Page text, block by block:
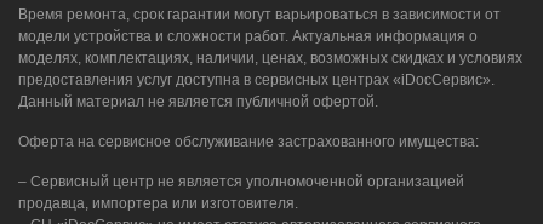
Время ремонта, срок гарантии могут варьироваться в зависимости от
модели устройства и сложности работ. Актуальная информация о
моделях, комплектациях, наличии, ценах, возможных скидках и условиях
предоставления услуг доступна в сервисных центрах «iDocСервис».
Данный материал не является публичной офертой.
Оферта на сервисное обслуживание застрахованного имущества:
– Сервисный центр не является уполномоченной организацией
продавца, импортера или изготовителя.